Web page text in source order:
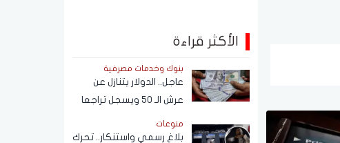
الأكثر قراءة
بنوك وخدمات مصرفية
عاجل.. الدولار يتنازل عن
عرش الـ 50 ويسجل تراجعا
كبيرًا أمام الجنيه المصري
منوعات
بلاغ رسمي واستنكار.. تحرك